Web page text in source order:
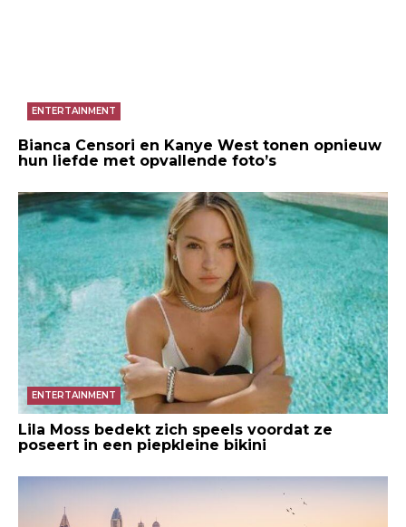
ENTERTAINMENT
Bianca Censori en Kanye West tonen opnieuw
hun liefde met opvallende foto’s
ENTERTAINMENT
Lila Moss bedekt zich speels voordat ze
poseert in een piepkleine bikini